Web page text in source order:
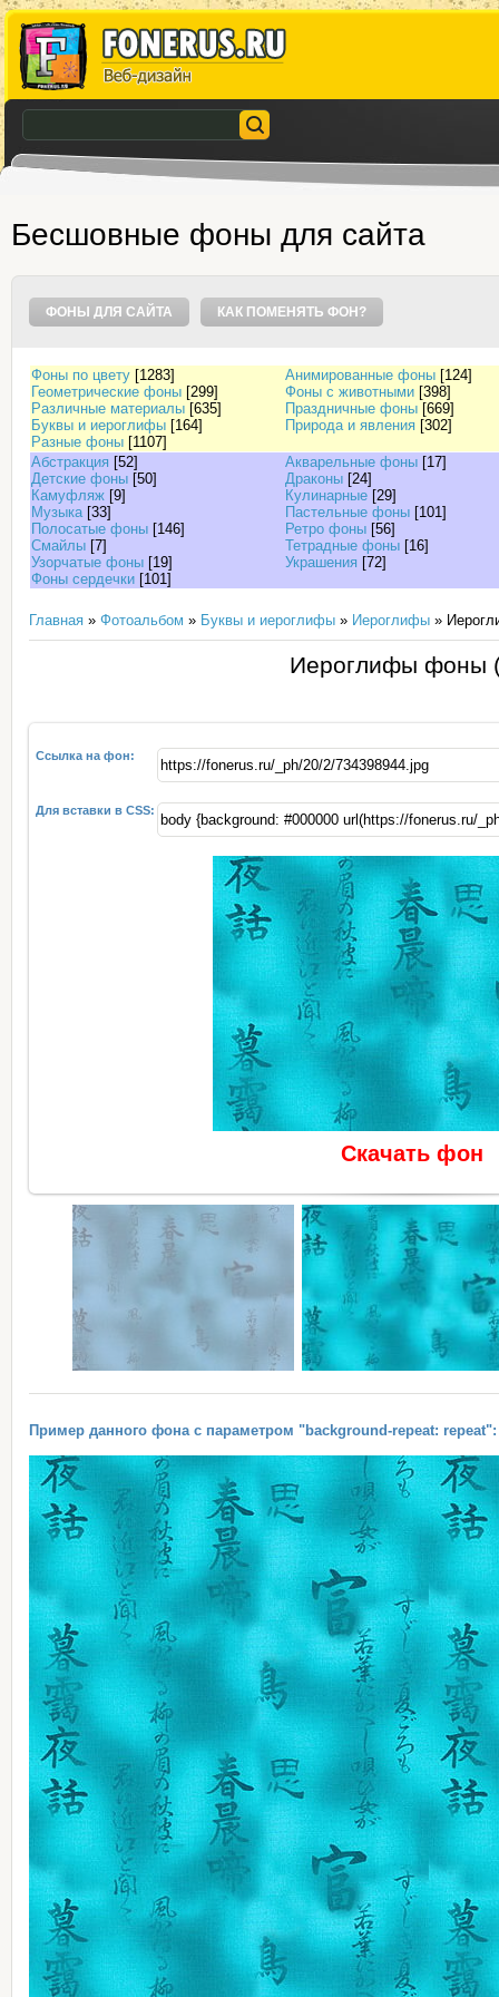
Бесшовные фоны для сайта
ФОНЫ ДЛЯ САЙТА КАК ПОМЕНЯТЬ ФОН?
Фоны по цвету [1283] Анимированные фоны [124]
Геометрические фоны [299] Фоны с животными [398]
Различные материалы [635] Праздничные фоны [669]
Буквы и иероглифы [164] Природа и явления [302]
Разные фоны [1107]
Абстракция [52] Акварельные фоны [17]
Детские фоны [50] Драконы [24]
Камуфляж [9] Кулинарные [29]
Музыка [33] Пастельные фоны [101]
Полосатые фоны [146] Ретро фоны [56]
Смайлы [7] Тетрадные фоны [16]
Узорчатые фоны [19] Украшения [72]
Фоны сердечки [101]
Главная » Фотоальбом » Буквы и иероглифы » Иероглифы »
Иероглифы фоны
Ссылка на фон:
Для вставки в CSS:
Скачать фон
Пример данного фона с параметром "background-repeat: repeat":